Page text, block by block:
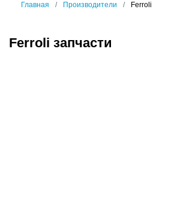
Главная Производители Ferroli
Ferroli запчасти